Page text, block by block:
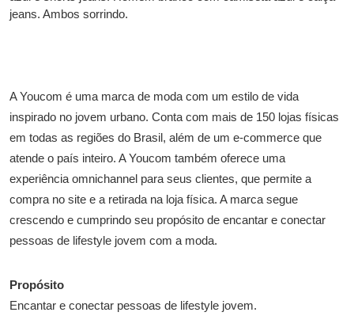
A Youcom é uma marca de moda com um estilo de vida
inspirado no jovem urbano. Conta com mais de 150 lojas físicas
em todas as regiões do Brasil, além de um e-commerce que
atende o país inteiro. A Youcom também oferece uma
experiência omnichannel para seus clientes, que permite a
compra no site e a retirada na loja física. A marca segue
crescendo e cumprindo seu propósito de encantar e conectar
pessoas de lifestyle jovem com a moda.
Propósito
Encantar e conectar pessoas de lifestyle jovem.